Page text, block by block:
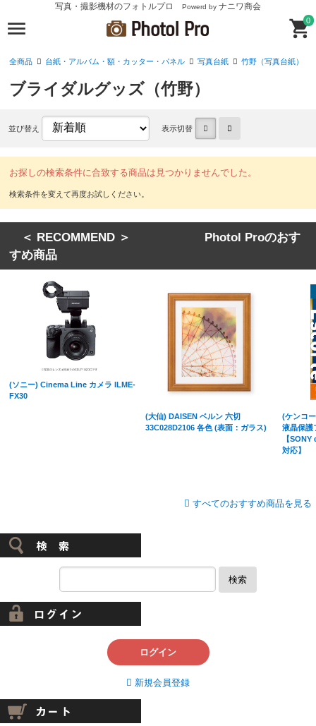
写真・撮影機材のフォトルプロ Powerd by ナニワ商会
0
全商品 台紙・アルバム・額・カッター・パネル 写真台紙 竹野（写真台紙）
ブライダルグッズ（竹野）
並び替え 表示切替
お探しの検索条件に合致する商品は見つかりませんでした。
＜ RECOMMEND ＞ Photol Proのおす
すめ商品
(ソニー) Cinema Line カメラ ILME-
FX30
(大仙) DAISEN ベルン 六切
33C028D2106 各色 (表面：ガラス)
(ケンコ
液晶保護
【
対応】
すべてのおすすめ商品を見る
検索
ログイン
新規会員登録